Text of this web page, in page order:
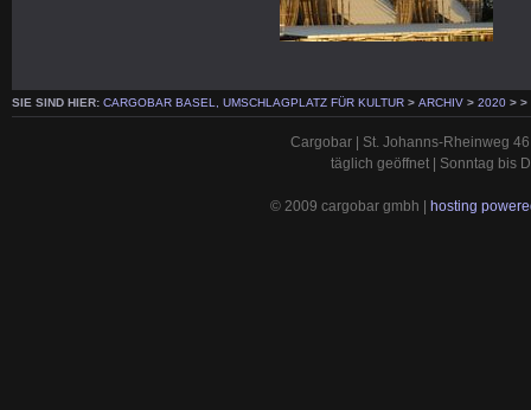
SIE SIND HIER: CARGOBAR BASEL, UMSCHLAGPLATZ FÜR KULTUR > ARCHIV > 2020 > >
Cargobar | St. Johanns-Rheinweg
täglich geöffnet | Sonntag bis
© 2009 cargobar gmbh | hosting